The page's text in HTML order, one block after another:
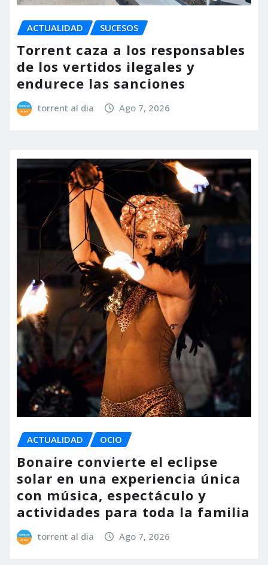
ACTUALIDAD SUCESOS
Torrent caza a los responsables
de los vertidos ilegales y
endurece las sanciones
torrent al dia Ago 7, 2026
ACTUALIDAD OCIO
Bonaire convierte el eclipse
solar en una experiencia única
con música, espectáculo y
actividades para toda la familia
torrent al dia Ago 7, 2026